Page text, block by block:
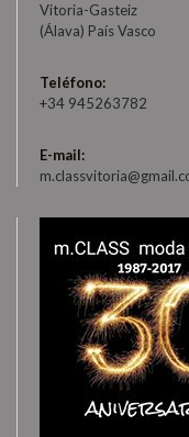
Vitoria-Gasteiz
(Álava) País Vasco
Teléfono:
+34 945263782
E-mail: